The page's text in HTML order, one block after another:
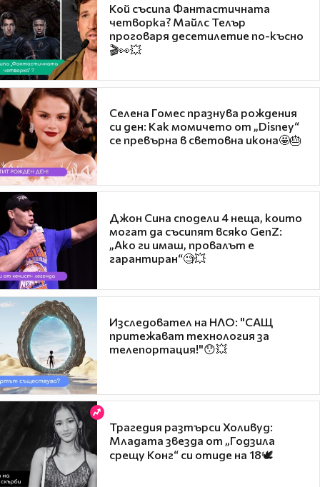
Кой съсипа Фантастичната
четворка? Майлс Телър
проговаря десетилетие по-късно
🎬👀💥
Селена Гомес празнува рождения
си ден: Как момичето от „Disney“
се превърна в световна икона🤩🎂
Джон Сина сподели 4 неща, които
могат да съсипят всяко GenZ:
„Ако ги имаш, провалът е
гарантиран“🧐💥
Изследовател на НЛО: "САЩ
притежават технология за
телепортация!"😯💥
Трагедия разтърси Холивуд:
Младата звезда от „Годзила
срещу Конг“ си отиде на 18🕊️